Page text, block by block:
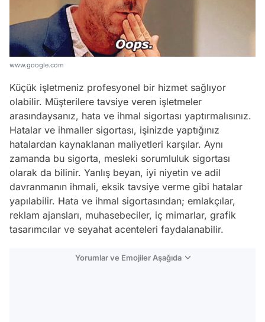
www.google.com
Küçük işletmeniz profesyonel bir hizmet sağlıyor
olabilir. Müşterilere tavsiye veren işletmeler
arasındaysanız, hata ve ihmal sigortası yaptırmalısınız.
Hatalar ve ihmaller sigortası, işinizde yaptığınız
hatalardan kaynaklanan maliyetleri karşılar. Aynı
zamanda bu sigorta, mesleki sorumluluk sigortası
olarak da bilinir. Yanlış beyan, iyi niyetin ve adil
davranmanın ihmali, eksik tavsiye verme gibi hatalar
yapılabilir. Hata ve ihmal sigortasından; emlakçılar,
reklam ajansları, muhasebeciler, iç mimarlar, grafik
tasarımcılar ve seyahat acenteleri faydalanabilir.
Yorumlar ve Emojiler Aşağıda